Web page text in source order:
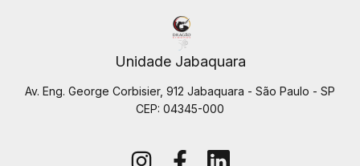
Unidade Jabaquara
Av. Eng. George Corbisier, 912 Jabaquara - São Paulo - SP
CEP: 04345-000